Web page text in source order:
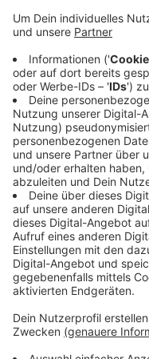
Für die Krefelder
Meerbusch an. Die
tief im Tabellenkeller.
um 16 Uhr. Im
kann die HSG
Schritt Richtung
Samstagabend
beim TV Gelnhausen
gewann die HSG
Uhr.
Anzeige